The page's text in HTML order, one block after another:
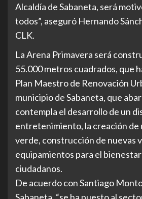
Alcaldía de Sabaneta, será
todos”, aseguró Hernando
CLK.
La Arena Primavera será
55.000 metros cuadrados, que
Plan Maestro de Renovación
municipio de Sabaneta, que
contempla el desarrollo de un
entretenimiento, la creación de
verde, construcción de nuevas
equipamientos para el
ciudadanos.
De acuerdo con Santiago
Sabaneta, “se ha puesto al